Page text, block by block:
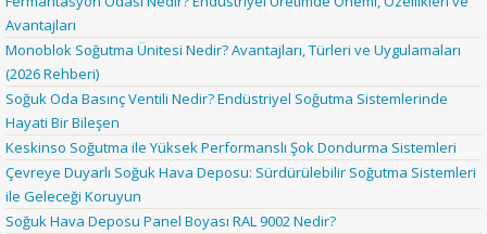
Avantajları
Monoblok Soğutma Ünitesi Nedir? Avantajları, Türleri ve Uygulamaları
(2026 Rehberi)
Soğuk Oda Basınç Ventili Nedir? Endüstriyel Soğutma Sistemlerinde
Hayati Bir Bileşen
Keskinso Soğutma ile Yüksek Performanslı Şok Dondurma Sistemleri
Çevreye Duyarlı Soğuk Hava Deposu: Sürdürülebilir Soğutma Sistemleri
ile Geleceği Koruyun
Soğuk Hava Deposu Panel Boyası RAL 9002 Nedir?